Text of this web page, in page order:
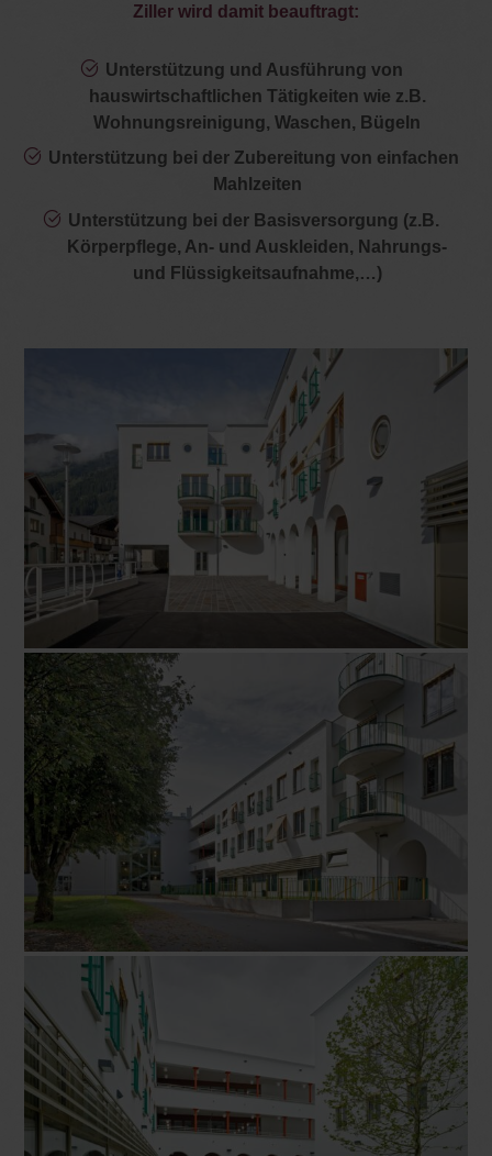
Ziller wird damit beauftragt:
Unterstützung und Ausführung von
hauswirtschaftlichen Tätigkeiten wie z.B.
Wohnungsreinigung, Waschen, Bügeln
Unterstützung bei der Zubereitung von einfachen
Mahlzeiten
Unterstützung bei der Basisversorgung (z.B.
Körperpflege, An- und Auskleiden, Nahrungs-
und Flüssigkeitsaufnahme,…)